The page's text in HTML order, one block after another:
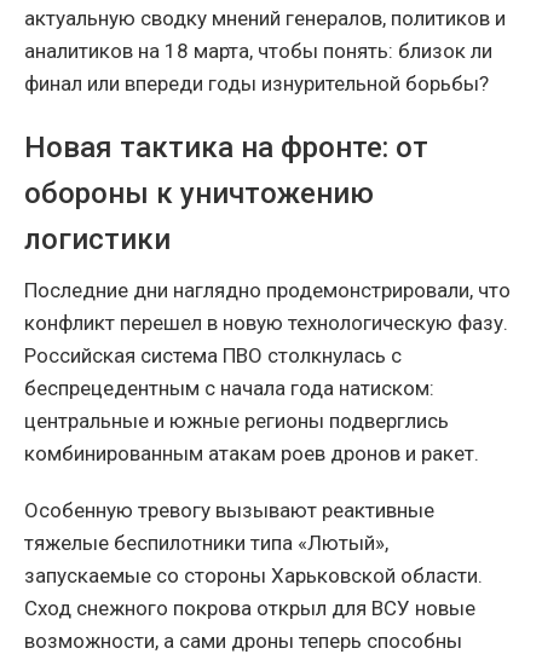
актуальную сводку мнений генералов, политиков и
аналитиков на 18 марта, чтобы понять: близок ли
финал или впереди годы изнурительной борьбы?
Новая тактика на фронте: от
обороны к уничтожению
логистики
Последние дни наглядно продемонстрировали, что
конфликт перешел в новую технологическую фазу.
Российская система ПВО столкнулась с
беспрецедентным с начала года натиском:
центральные и южные регионы подверглись
комбинированным атакам роев дронов и ракет.
Особенную тревогу вызывают реактивные
тяжелые беспилотники типа «Лютый»,
запускаемые со стороны Харьковской области.
Сход снежного покрова открыл для ВСУ новые
возможности, а сами дроны теперь способны